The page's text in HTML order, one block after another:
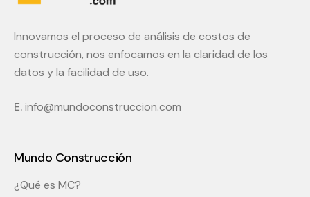
Innovamos el proceso de análisis de costos de
construcción, nos enfocamos en la claridad de los
datos y la facilidad de uso.
E.info@mundoconstruccion.com
Mundo Construcción
¿Qué es MC?